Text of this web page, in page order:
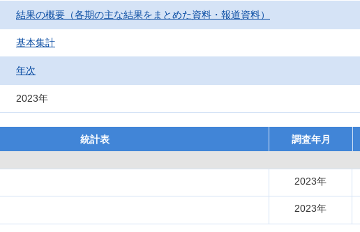
結果の概要（各期の主な結果をまとめた資料・報道資料）
基本集計
年次
2023年
統計表 調査年月
2023年
2023年